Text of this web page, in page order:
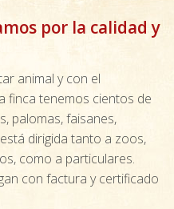
por la calidad y
animal y con el
finca tenemos cientos de
palomas, faisanes,
está dirigida tanto a zoos,
como a particulares.
con factura y certificado